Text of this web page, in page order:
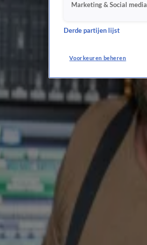
verklaring
Marketing & Social media
Derde partijen lijst
Voorkeuren beheren